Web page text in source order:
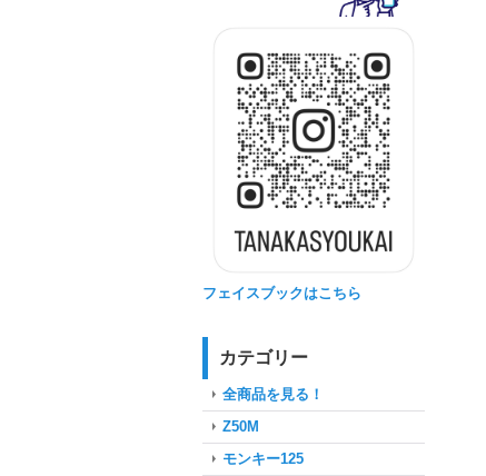
フェイスブックはこちら
カテゴリー
全商品を見る！
Z50M
モンキー125